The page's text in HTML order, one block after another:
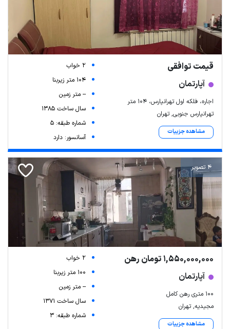
قیمت توافقی
آپارتمان
اجاره، فلکه اول تهرانپارس، ۱۰۴ متر
تهرانپارس جنوبی, تهران
مشاهده جزییات
2 خواب
104 متر زیربنا
-- متر زمین
سال ساخت 1385
شماره طبقه: 5
آسانسور: دارد
4 تصویر
1,550,000,000 تومان رهن
آپارتمان
۱۰۰ متری رهن کامل
مجیدیه, تهران
مشاهده جزییات
2 خواب
100 متر زیربنا
-- متر زمین
سال ساخت 1371
شماره طبقه: 3